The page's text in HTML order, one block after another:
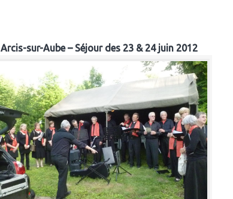
Arcis-sur-Aube – Séjour des 23 & 24 juin 2012